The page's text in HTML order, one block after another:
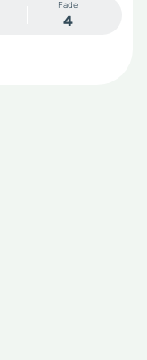
Fade
4